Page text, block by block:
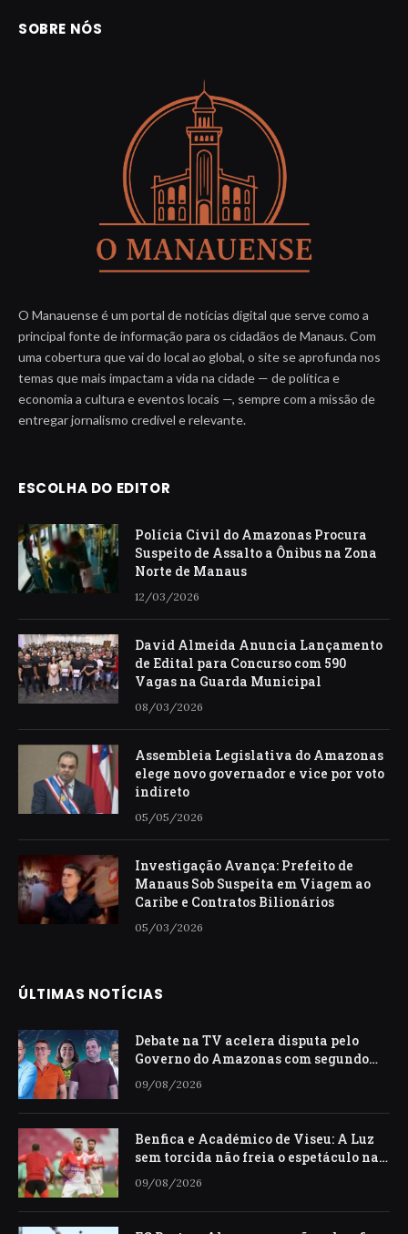
SOBRE NÓS
O Manauense é um portal de notícias digital que serve como a
principal fonte de informação para os cidadãos de Manaus. Com
uma cobertura que vai do local ao global, o site se aprofunda nos
temas que mais impactam a vida na cidade — de política e
economia a cultura e eventos locais —, sempre com a missão de
entregar jornalismo credível e relevante.
ESCOLHA DO EDITOR
Polícia Civil do Amazonas Procura
Suspeito de Assalto a Ônibus na Zona
Norte de Manaus
12/03/2026
David Almeida Anuncia Lançamento
de Edital para Concurso com 590
Vagas na Guarda Municipal
08/03/2026
Assembleia Legislativa do Amazonas
elege novo governador e vice por voto
indireto
05/05/2026
Investigação Avança: Prefeito de
Manaus Sob Suspeita em Viagem ao
Caribe e Contratos Bilionários
05/03/2026
ÚLTIMAS NOTÍCIAS
Debate na TV acelera disputa pelo
Governo do Amazonas com segundo
lugar indefinido
09/08/2026
Benfica e Académico de Viseu: A Luz
sem torcida não freia o espetáculo na
estreia da Liga
09/08/2026